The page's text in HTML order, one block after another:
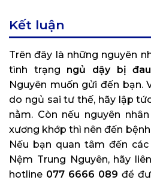
Kết luận
Trên đây là những nguyên
tình trạng ngủ dậy bị
Nguyên muốn gửi đến bạn.
do ngủ sai tư thế, hãy lập
nằm. Còn nếu nguyên
xương khớp thì nên đến
Nếu bạn quan tâm đến
Nệm Trung Nguyên, hãy
hotline 077 6666 089 để